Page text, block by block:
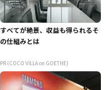
すべてが絶景、収益も得られるそ
の仕組みとは
PR (COCO VILLA on GOETHE)